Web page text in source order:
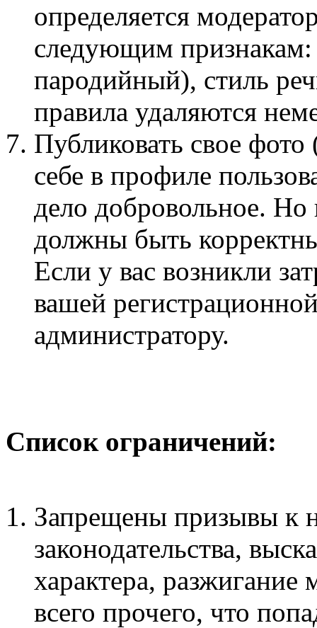
определяется
следующим признакам:
пародийный), стиль
правила удаляются
Публиковать свое фото
себе в профиле
дело добровольное.
должны быть
Если у вас возникли
вашей
администратору.
Список ограничений:
Запрещены призывы к
законодательства,
характера,
всего прочего, что